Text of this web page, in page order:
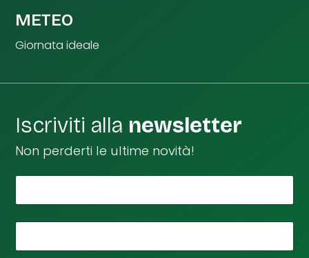
METEO
Giornata ideale
Iscriviti alla newsletter
Non perderti le ultime novità!
o
m
e